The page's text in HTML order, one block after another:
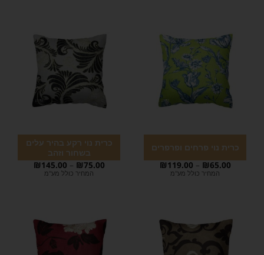
כרית נוי פרחים ופרפרים
₪65.00
–
₪119.00
המחיר כולל מע"מ
כרית נוי רקע בהיר עלים
בשחור וזהב
₪75.00
–
₪145.00
המחיר כולל מע"מ